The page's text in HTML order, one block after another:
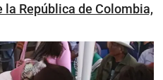
la República de Colombia,